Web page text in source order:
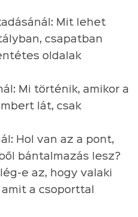
Mit lehet
csapatban
oldalak
Mi történik, amikor a
lát, csak
Hol van az a pont,
bántalmazás lesz?
e az, hogy valaki
a csoporttal